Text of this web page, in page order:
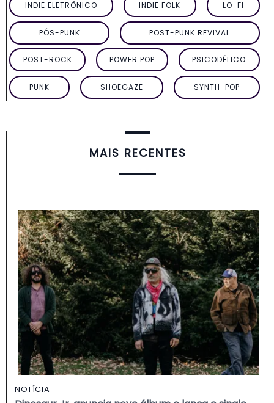
INDIE ELETRÔNICO INDIE FOLK LO-FI
PÓS-PUNK POST-PUNK REVIVAL
POST-ROCK POWER POP PSICODÉLICO
PUNK SHOEGAZE SYNTH-POP
MAIS RECENTES
NOTÍCIA